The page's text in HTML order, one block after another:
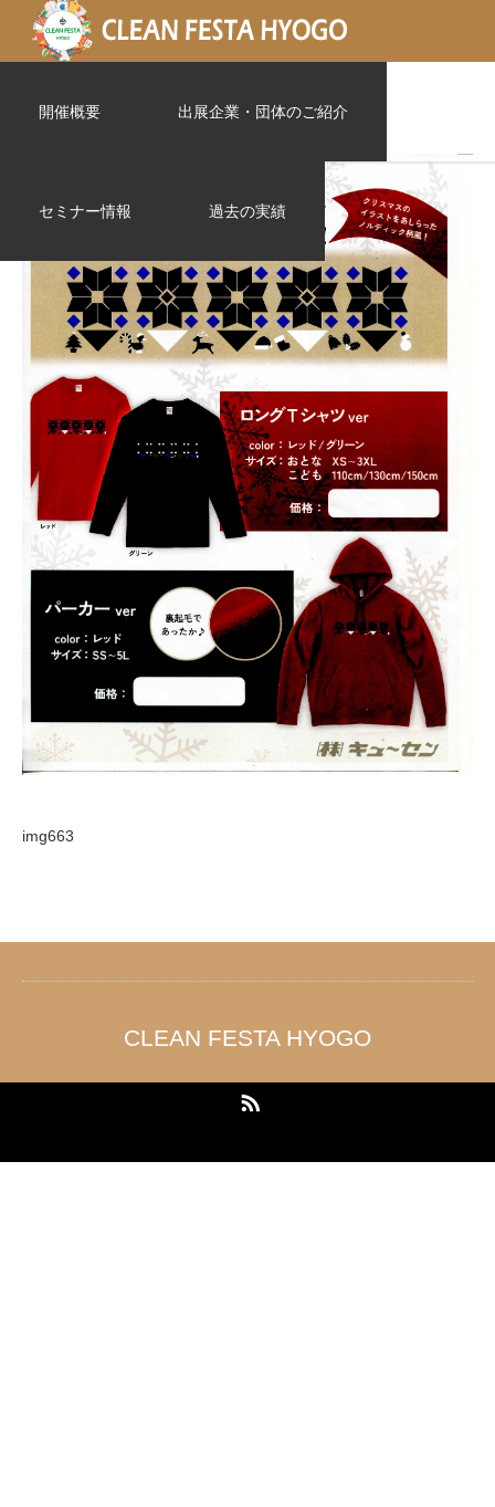
開催概要 出展企業・団体のご紹介
セミナー情報 過去の実績
img663
img663
CLEAN FESTA HYOGO